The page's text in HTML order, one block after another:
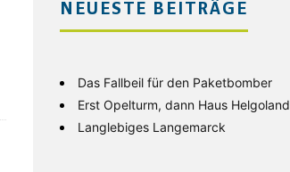
NEUESTE BEITRÄGE
Das Fallbeil für den Paketbomber
Erst Opelturm, dann Haus Helgoland
Langlebiges Langemarck